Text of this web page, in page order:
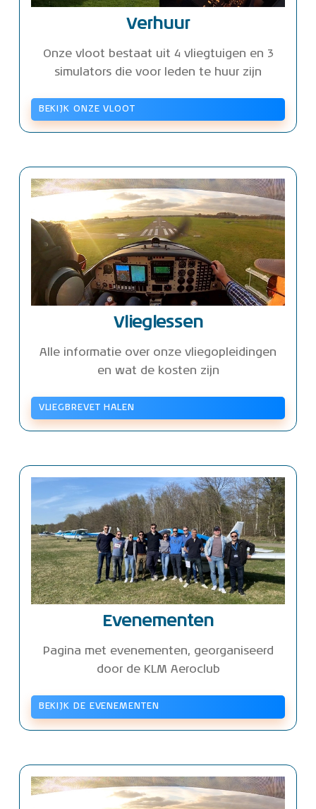
Verhuur
Onze vloot bestaat uit 4 vliegtuigen en 3
simulators die voor leden te huur zijn
BEKIJK ONZE VLOOT
Vlieglessen
Alle informatie over onze vliegopleidingen
en wat de kosten zijn
VLIEGBREVET HALEN
Evenementen
Pagina met evenementen, georganiseerd
door de KLM Aeroclub
BEKIJK DE EVENEMENTEN